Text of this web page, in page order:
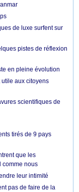
de luxe surfent sur
pistes de réflexion
en pleine évolution
aux citoyens
scientifiques de
tirés de 9 pays
que les
comme nous
leur intimité
pas de faire de la